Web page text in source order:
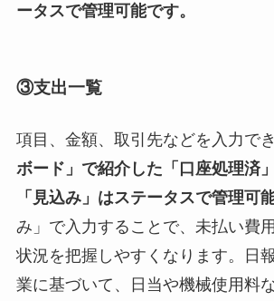
ータスで管理可能です。
③支出一覧
項目、金額、取引先などを入力でき
ボード」で紹介した「口座処理済
「見込み」はステータスで管理可
み」で入力することで、未払い費
状況を把握しやすくなります。日
業に基づいて、日当や機械使用料